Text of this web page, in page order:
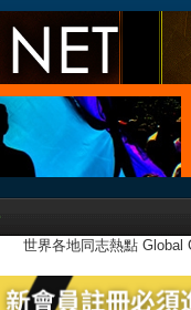
世界各地同志熱點